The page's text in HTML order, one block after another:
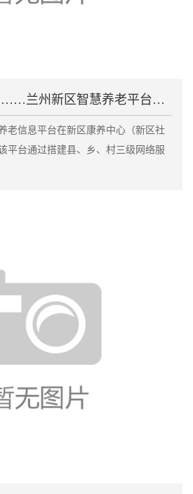
远程问诊跌倒报警……兰州新区智慧养老平台上线
老信息平台在新区康养中心（新区社
平台通过搭建县、乡、村三级网络服